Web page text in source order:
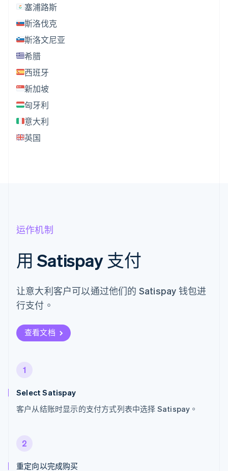
塞浦路斯
斯洛伐克
斯洛文尼亚
希腊
西班牙
新加坡
匈牙利
意大利
英国
运作机制
用 Satispay 支付
让意大利客户可以通过他们的 Satispay 钱包进
行支付。
查看文档
1
Select Satispay
客户从结账时显示的支付方式列表中选择 Satispay。
2
重定向以完成购买